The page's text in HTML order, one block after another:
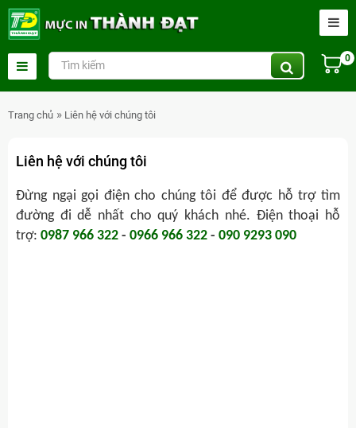
0
Trang chủ Liên hệ với chúng tôi
Liên hệ với chúng tôi
Đừng ngại gọi điện cho chúng tôi để được hỗ trợ tìm
đường đi dễ nhất cho quý khách nhé. Điện thoại hỗ
trợ: 0987 966 322 - 0966 966 322 - 090 9293 090